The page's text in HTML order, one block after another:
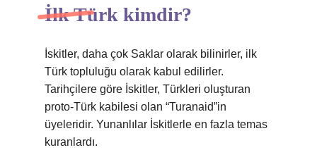
İlk Türk kimdir?
İskitler, daha çok Saklar olarak bilinirler, ilk
Türk topluluğu olarak kabul edilirler.
Tarihçilere göre İskitler, Türkleri oluşturan
proto-Türk kabilesi olan “Turanaid”in
üyeleridir. Yunanlılar İskitlerle en fazla temas
kuranlardı.